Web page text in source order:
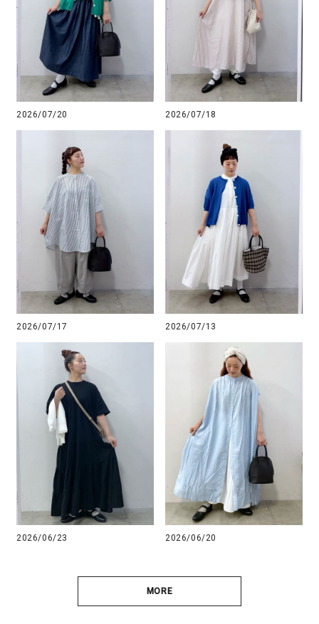
2026/07/20 2026/07/18
2026/07/17 2026/07/13
2026/06/23 2026/06/20
MORE